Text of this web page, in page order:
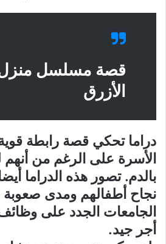
قصة مسلسل منزل
الأزرق
دراما تحكي قصة رابطة
الأسرة على الرغم من
بالدم. تصور هذه الدراما
نجاح أطفالهم ومدى
الجامعات الجدد على
أجر جيد.